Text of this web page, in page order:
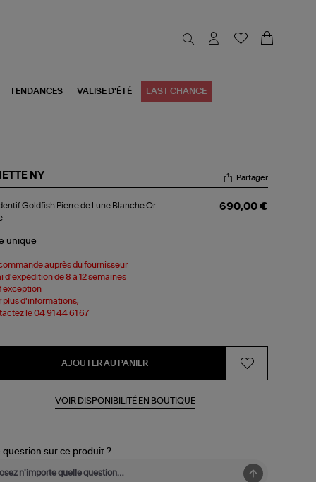
TENDANCES VALISE D'ÉTÉ LAST CHANCE
NY Partager
Goldfish Pierre de Lune Blanche Or
690,00 €
unique
auprès du fournisseur
d'expédition de 8 à 12 semaines
exception
plus d'informations,
le 04 91 44 61 67
AJOUTER AU PANIER
VOIR DISPONIBILITÉ EN BOUTIQUE
question sur ce produit ?